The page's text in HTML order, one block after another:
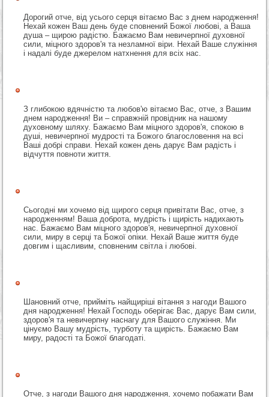
Дорогий отче, від усього серця вітаємо Вас з днем народження!
Нехай кожен Ваш день буде сповнений Божої любові, а Ваша
душа – щирою радістю. Бажаємо Вам невичерпної духовної
сили, міцного здоров'я та незламної віри. Нехай Ваше служіння
і надалі буде джерелом натхнення для всіх нас.
З глибокою вдячністю та любов'ю вітаємо Вас, отче, з Вашим
днем народження! Ви – справжній провідник на нашому
духовному шляху. Бажаємо Вам міцного здоров'я, спокою в
душі, невичерпної мудрості та Божого благословення на всі
Ваші добрі справи. Нехай кожен день дарує Вам радість і
відчуття повноти життя.
Сьогодні ми хочемо від щирого серця привітати Вас, отче, з
народженням! Ваша доброта, мудрість і щирість надихають
нас. Бажаємо Вам міцного здоров'я, невичерпної духовної
сили, миру в серці та Божої опіки. Нехай Ваше життя буде
довгим і щасливим, сповненим світла і любові.
Шановний отче, прийміть найщиріші вітання з нагоди Вашого
дня народження! Нехай Господь оберігає Вас, дарує Вам сили,
здоров'я та невичерпну наснагу для Вашого служіння. Ми
цінуємо Вашу мудрість, турботу та щирість. Бажаємо Вам
миру, радості та Божої благодаті.
Отче, з нагоди Вашого дня народження, хочемо побажати Вам